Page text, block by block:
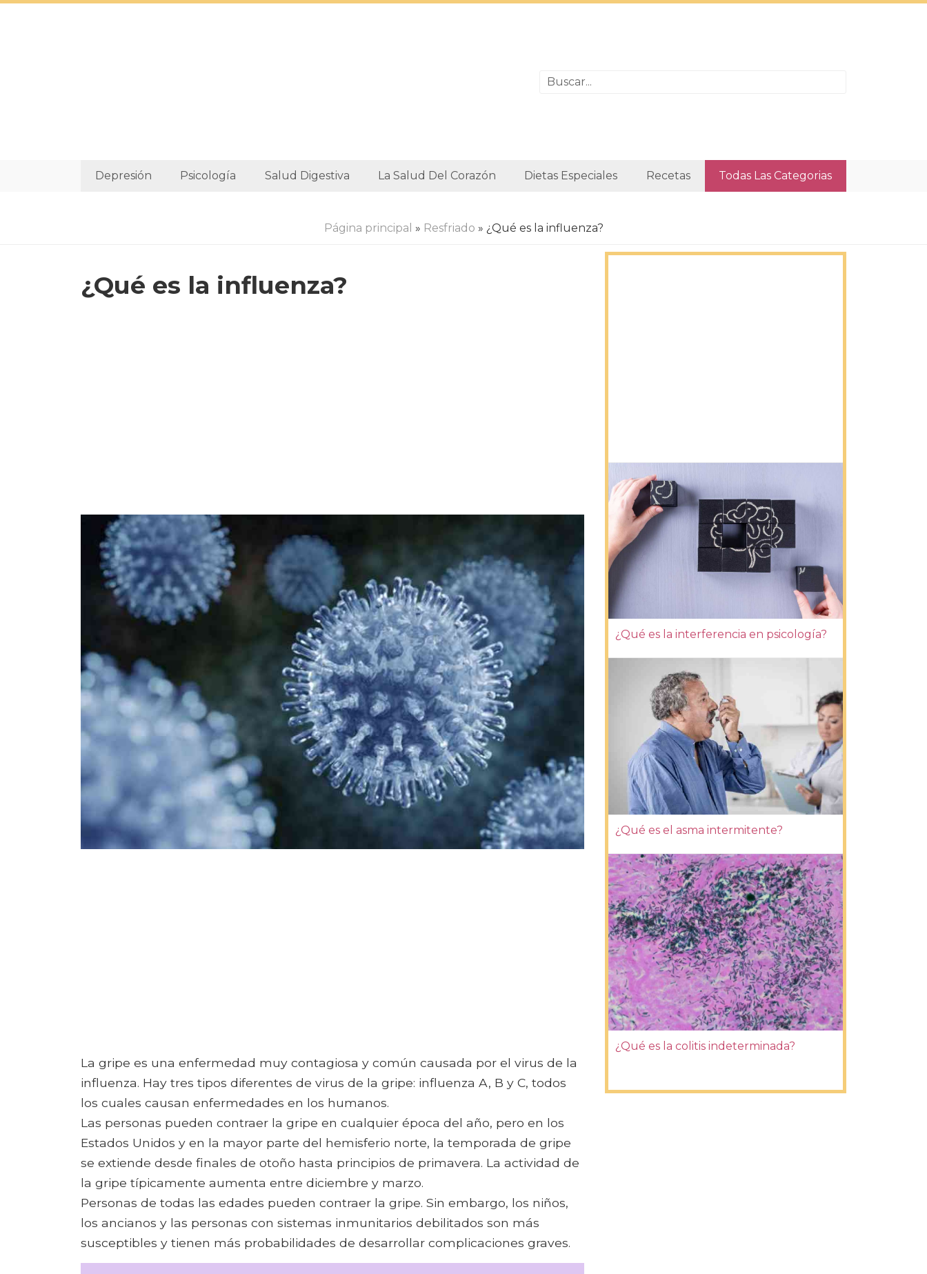
Depresión Psicología Salud Digestiva La Salud Del Corazón Dietas Especiales Recetas Todas Las Categorias
Página principal » Resfriado » ¿Qué es la influenza?
¿Qué es la influenza?
La gripe es una enfermedad muy contagiosa y común causada por el virus de la
influenza. Hay tres tipos diferentes de virus de la gripe: influenza A, B y C, todos
los cuales causan enfermedades en los humanos.
Las personas pueden contraer la gripe en cualquier época del año, pero en los
Estados Unidos y en la mayor parte del hemisferio norte, la temporada de gripe
se extiende desde finales de otoño hasta principios de primavera. La actividad de
la gripe típicamente aumenta entre diciembre y marzo.
Personas de todas las edades pueden contraer la gripe. Sin embargo, los niños,
los ancianos y las personas con sistemas inmunitarios debilitados son más
susceptibles y tienen más probabilidades de desarrollar complicaciones graves.
¿Qué es la interferencia en psicología?
¿Qué es el asma intermitente?
¿Qué es la colitis indeterminada?